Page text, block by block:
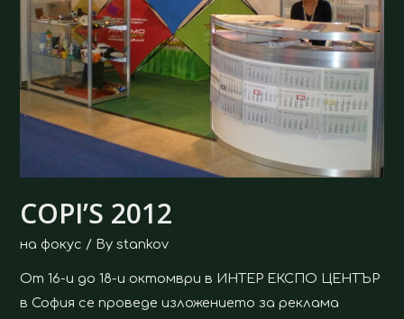
COPI’S 2012
на фокус / Bystankov
От 16-и до 18-и октомври в ИНТЕР ЕКСПО ЦЕНТЪР
в София се проведе изложението за реклама